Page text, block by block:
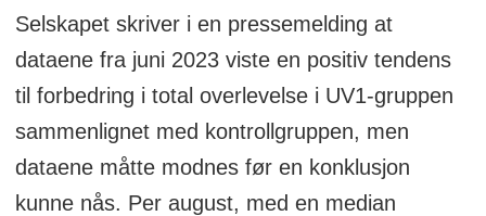
Selskapet skriver i en pressemelding at
dataene fra juni 2023 viste en positiv tendens
til forbedring i total overlevelse i UV1-gruppen
sammenlignet med kontrollgruppen, men
dataene måtte modnes før en konklusjon
kunne nås. Per august, med en median